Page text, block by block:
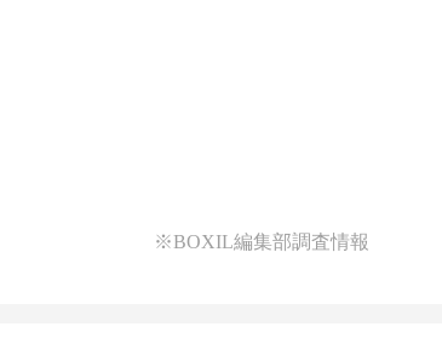
※BOXIL編集部調査情報